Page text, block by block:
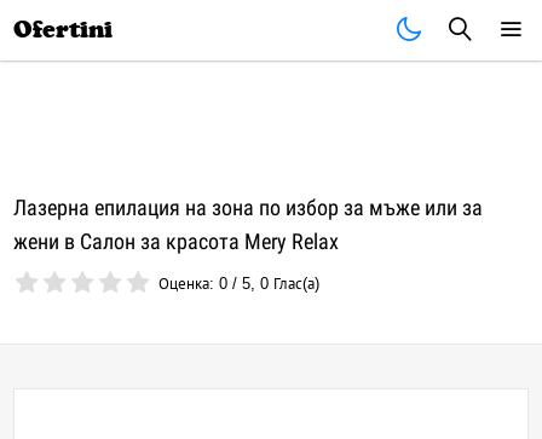
Ofertini
Лазерна епилация на зона по избор за мъже или за
жени в Салон за красота Mery Relax
Оценка:0 /5,0 Глас(а)